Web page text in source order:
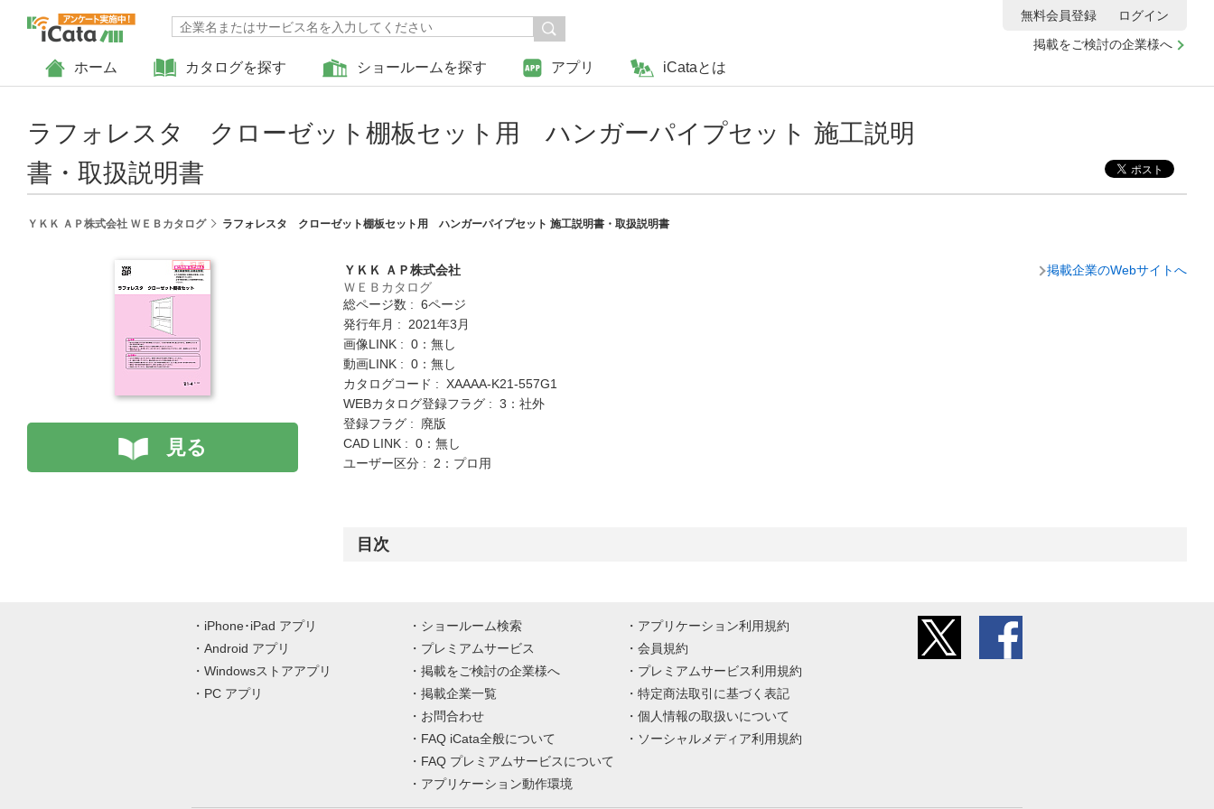
ホーム カタログを探す ショールームを探す アプリ iCataとは
掲載をご検討の企業様へ
無料会員登録 ログイン
ラフォレスタ クローゼット棚板セット用 ハンガーパイプセット 施工説明
書・取扱説明書
ＹＫＫ ＡＰ株式会社 ＷＥＢカタログ ラフォレスタ クローゼット棚板セット用 ハンガーパイプセット 施工説明書・取扱説明書
見る
ＹＫＫ ＡＰ株式会社
ＷＥＢカタログ
総ページ数 : 6ページ
発行年月 : 2021年3月
画像LINK : 0：無し
動画LINK : 0：無し
カタログコード : XAAAA-K21-557G1
WEBカタログ登録フラグ : 3：社外
登録フラグ : 廃版
CAD LINK : 0：無し
ユーザー区分 : 2：プロ用
掲載企業のWebサイトへ
目次
iPhone･iPad アプリ
Android アプリ
Windowsストアアプリ
PC アプリ
ショールーム検索
プレミアムサービス
掲載をご検討の企業様へ
掲載企業一覧
お問合わせ
FAQ iCata全般について
FAQ プレミアムサービスについて
アプリケーション動作環境
アプリケーション利用規約
会員規約
プレミアムサービス利用規約
特定商法取引に基づく表記
個人情報の取扱いについて
ソーシャルメディア利用規約